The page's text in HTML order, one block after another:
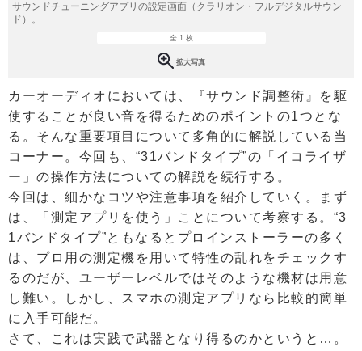
サウンドチューニングアプリの設定画面（クラリオン・フルデジタルサウン
ド）。
全 1 枚
拡大写真
カーオーディオにおいては、『サウンド調整術』を駆
使することが良い音を得るためのポイントの1つとな
る。そんな重要項目について多角的に解説している当
コーナー。今回も、“31バンドタイプ”の「イコライザ
ー」の操作方法についての解説を続行する。
今回は、細かなコツや注意事項を紹介していく。まず
は、「測定アプリを使う」ことについて考察する。“3
1バンドタイプ”ともなるとプロインストーラーの多く
は、プロ用の測定機を用いて特性の乱れをチェックす
るのだが、ユーザーレベルではそのような機材は用意
し難い。しかし、スマホの測定アプリなら比較的簡単
に入手可能だ。
さて、これは実践で武器となり得るのかというと…。